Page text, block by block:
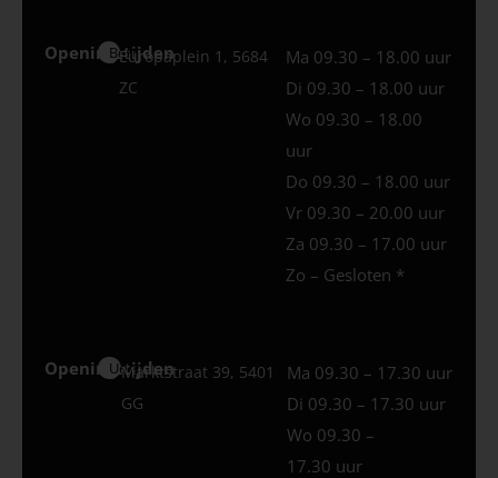
Openingstijden
Best
Europaplein 1, 5684
ZC
Ma 09.30 – 18.00 uur
Di 09.30 – 18.00 uur
Wo 09.30 – 18.00
uur
Do 09.30 – 18.00 uur
Vr 09.30 – 20.00 uur
Za 09.30 – 17.00 uur
Zo – Gesloten *
Openingstijden
Uden
Marktstraat 39, 5401
GG
Ma 09.30 – 17.30 uur
Di 09.30 – 17.30 uur
Wo 09.30 –
17.30 uur